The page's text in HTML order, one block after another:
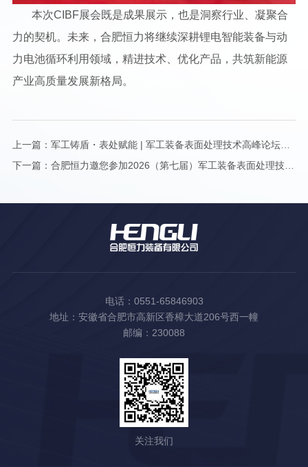
本次CIBF展会既是成果展示，也是洞察行业、凝聚合
力的契机。未来，合肥恒力将继续深耕锂电智能装备与动
力电池循环利用领域，精进技术、优化产品，共筑新能源
产业高质量发展新格局。
上一篇： 军工铸盾・表处赋能 | 军工装备表面处理技术高峰论坛圆满收官，共筑国防装备新防线
下一篇： 合肥恒力邀您参加2026（第七届）军工装备表面处理技术高峰论坛！
电话：0551-65846903
地址：安徽省合肥市高新区香樟大道206号西一幢
邮编：230088
关注我们